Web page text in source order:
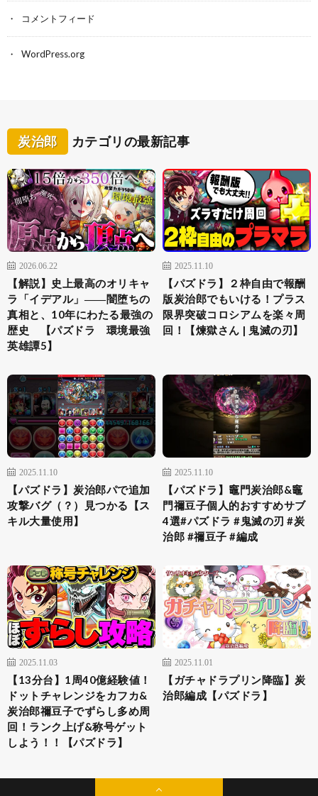
コメントフィード
WordPress.org
炭治郎 カテゴリの最新記事
2026.06.22
【解説】史上最高のオリキャ
ラ「イデアル」――闇堕ちの
真相と、10年にわたる最強の
歴史 【パズドラ 環境最強
英雄譚5】
2025.11.10
【パズドラ】２枠自由で報酬
版炭治郎でもいける！プラス
限界突破コロシアムを楽々周
回！【煉獄さん | 鬼滅の刃】
2025.11.10
【パズドラ】炭治郎パで追加
攻撃バグ（？）見つかる【ス
キル大量使用】
2025.11.10
【パズドラ】竈門炭治郎&竈
門禰豆子個人的おすすめサブ
4選#パズドラ #鬼滅の刃 #炭
治郎 #禰豆子 #編成
2025.11.03
【13分台】1周40億経験値！
ドットチャレンジをカフカ&
炭治郎禰豆子でずらし多め周
回！ランク上げ&称号ゲット
しよう！！【パズドラ】
2025.11.01
【ガチャドラプリン降臨】炭
治郎編成【パズドラ】